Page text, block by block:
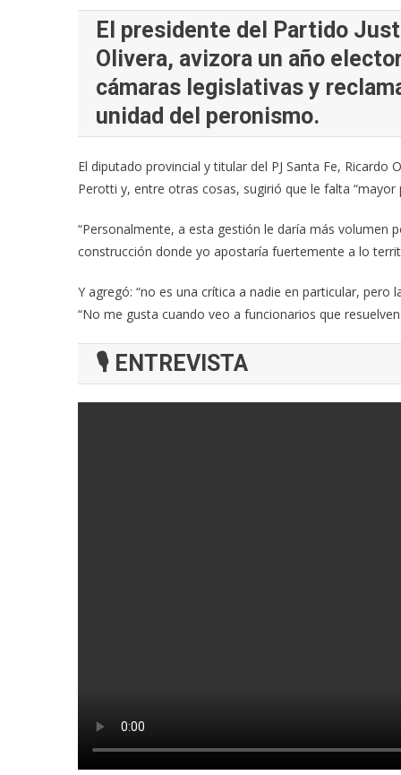
El presidente del Partido
Olivera, avizora un año
cámaras legislativas y
unidad del peronismo.
El diputado provincial y titular del PJ Santa Fe,
Perotti y, entre otras cosas, sugirió que le falta “mayor
“Personalmente, a esta gestión le daría más volumen
construcción donde yo apostaría fuertemente a lo
Y agregó: “no es una crítica a nadie en particular,
“No me gusta cuando veo a funcionarios que
🎙 ENTREVISTA